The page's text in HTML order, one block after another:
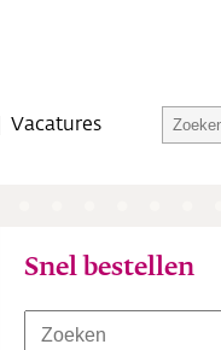
Vacatures
Snel bestellen